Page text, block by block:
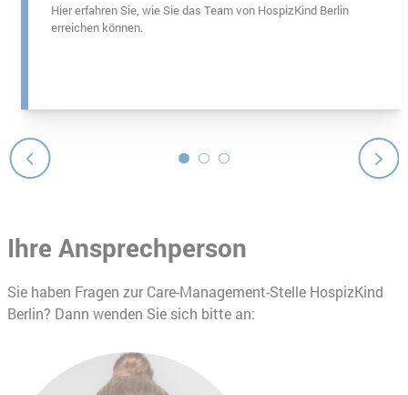
Hier erfahren Sie, wie Sie das Team von HospizKind Berlin
erreichen können.
Ihre Ansprechperson
Sie haben Fragen zur Care-Management-Stelle HospizKind
Berlin? Dann wenden Sie sich bitte an: